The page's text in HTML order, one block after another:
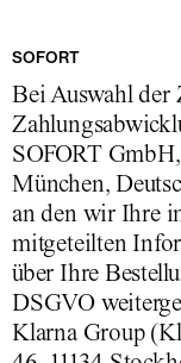
SOFORT
Bei Auswahl der
SOFORT
München,
an den wir Ihre
mitgeteilten
über Ihre
DSGVO
Klarna Group